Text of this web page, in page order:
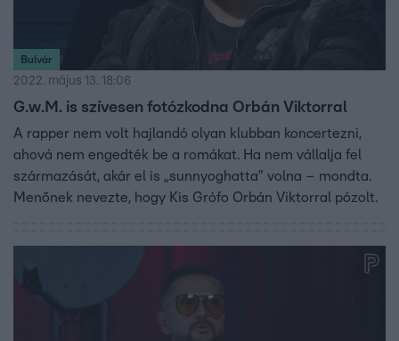
Bulvár
2022. május 13. 18:06
G.w.M. is szívesen fotózkodna Orbán Viktorral
A rapper nem volt hajlandó olyan klubban koncertezni,
ahová nem engedték be a romákat. Ha nem vállalja fel
származását, akár el is „sunnyoghatta” volna – mondta.
Menőnek nevezte, hogy Kis Grófo Orbán Viktorral pózolt.